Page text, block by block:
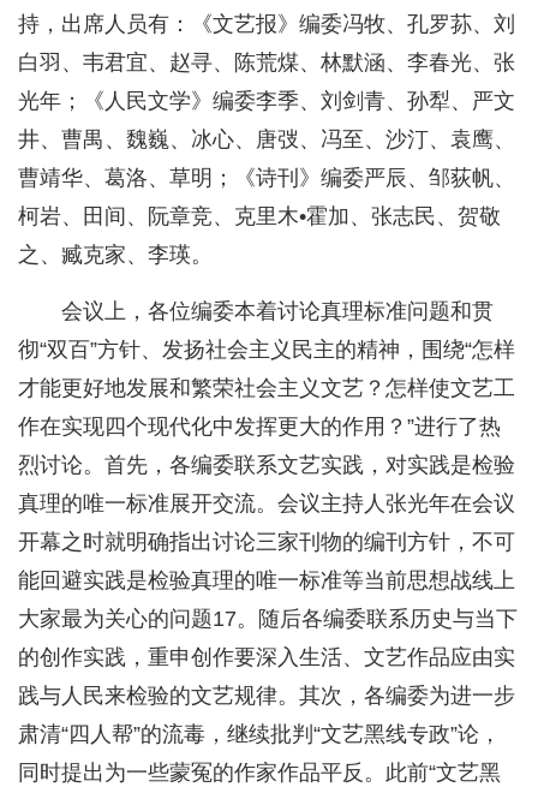
持，出席人员有：《文艺报》编委冯牧、孔罗荪、刘
白羽、韦君宜、赵寻、陈荒煤、林默涵、李春光、张
光年；《人民文学》编委李季、刘剑青、孙犁、严文
井、曹禺、魏巍、冰心、唐弢、冯至、沙汀、袁鹰、
曹靖华、葛洛、草明；《诗刊》编委严辰、邹荻帆、
柯岩、田间、阮章竞、克里木•霍加、张志民、贺敬
之、臧克家、李瑛。
会议上，各位编委本着讨论真理标准问题和贯
彻“双百”方针、发扬社会主义民主的精神，围绕“怎样
才能更好地发展和繁荣社会主义文艺？怎样使文艺工
作在实现四个现代化中发挥更大的作用？”进行了热
烈讨论。首先，各编委联系文艺实践，对实践是检验
真理的唯一标准展开交流。会议主持人张光年在会议
开幕之时就明确指出讨论三家刊物的编刊方针，不可
能回避实践是检验真理的唯一标准等当前思想战线上
大家最为关心的问题17。随后各编委联系历史与当下
的创作实践，重申创作要深入生活、文艺作品应由实
践与人民来检验的文艺规律。其次，各编委为进一步
肃清“四人帮”的流毒，继续批判“文艺黑线专政”论，
同时提出为一些蒙冤的作家作品平反。此前“文艺黑